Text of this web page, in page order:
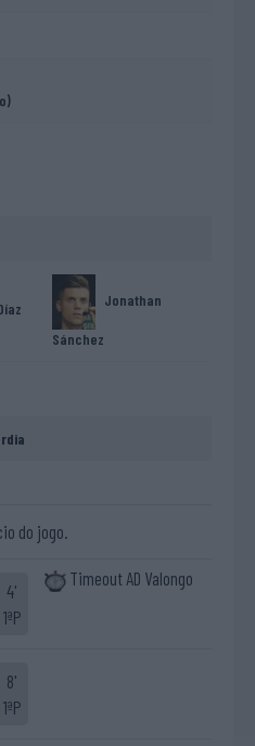
Jonathan
Sánchez
do jogo.
4'
1ªP
Timeout AD Valongo
8'
1ªP